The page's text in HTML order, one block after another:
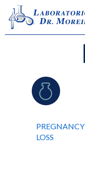
PREGNANCY
LOSS